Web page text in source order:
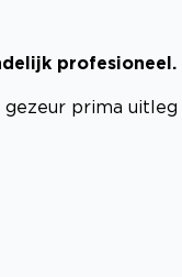
profesioneel.
prima